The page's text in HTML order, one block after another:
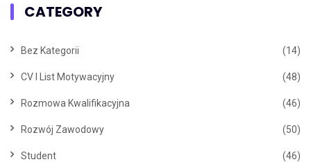
CATEGORY
Bez Kategorii (14)
CV I List Motywacyjny (48)
Rozmowa Kwalifikacyjna (46)
Rozwój Zawodowy (50)
Student (46)